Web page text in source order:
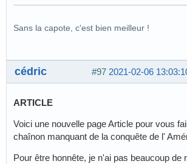
Sans la capote, c'est bien meilleur !
#97 2021-02-06
cédric
ARTICLE
Voici une nouvelle page Article pour vous
chaînon manquant de la conquête de l'
Pour être honnête, je n'ai pas beaucoup de